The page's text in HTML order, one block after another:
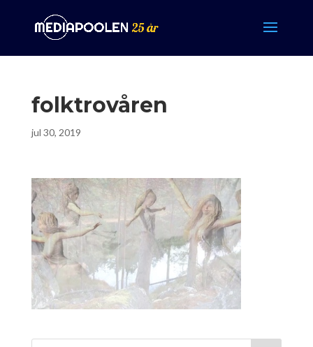
folktrovåren
jul 30, 2019